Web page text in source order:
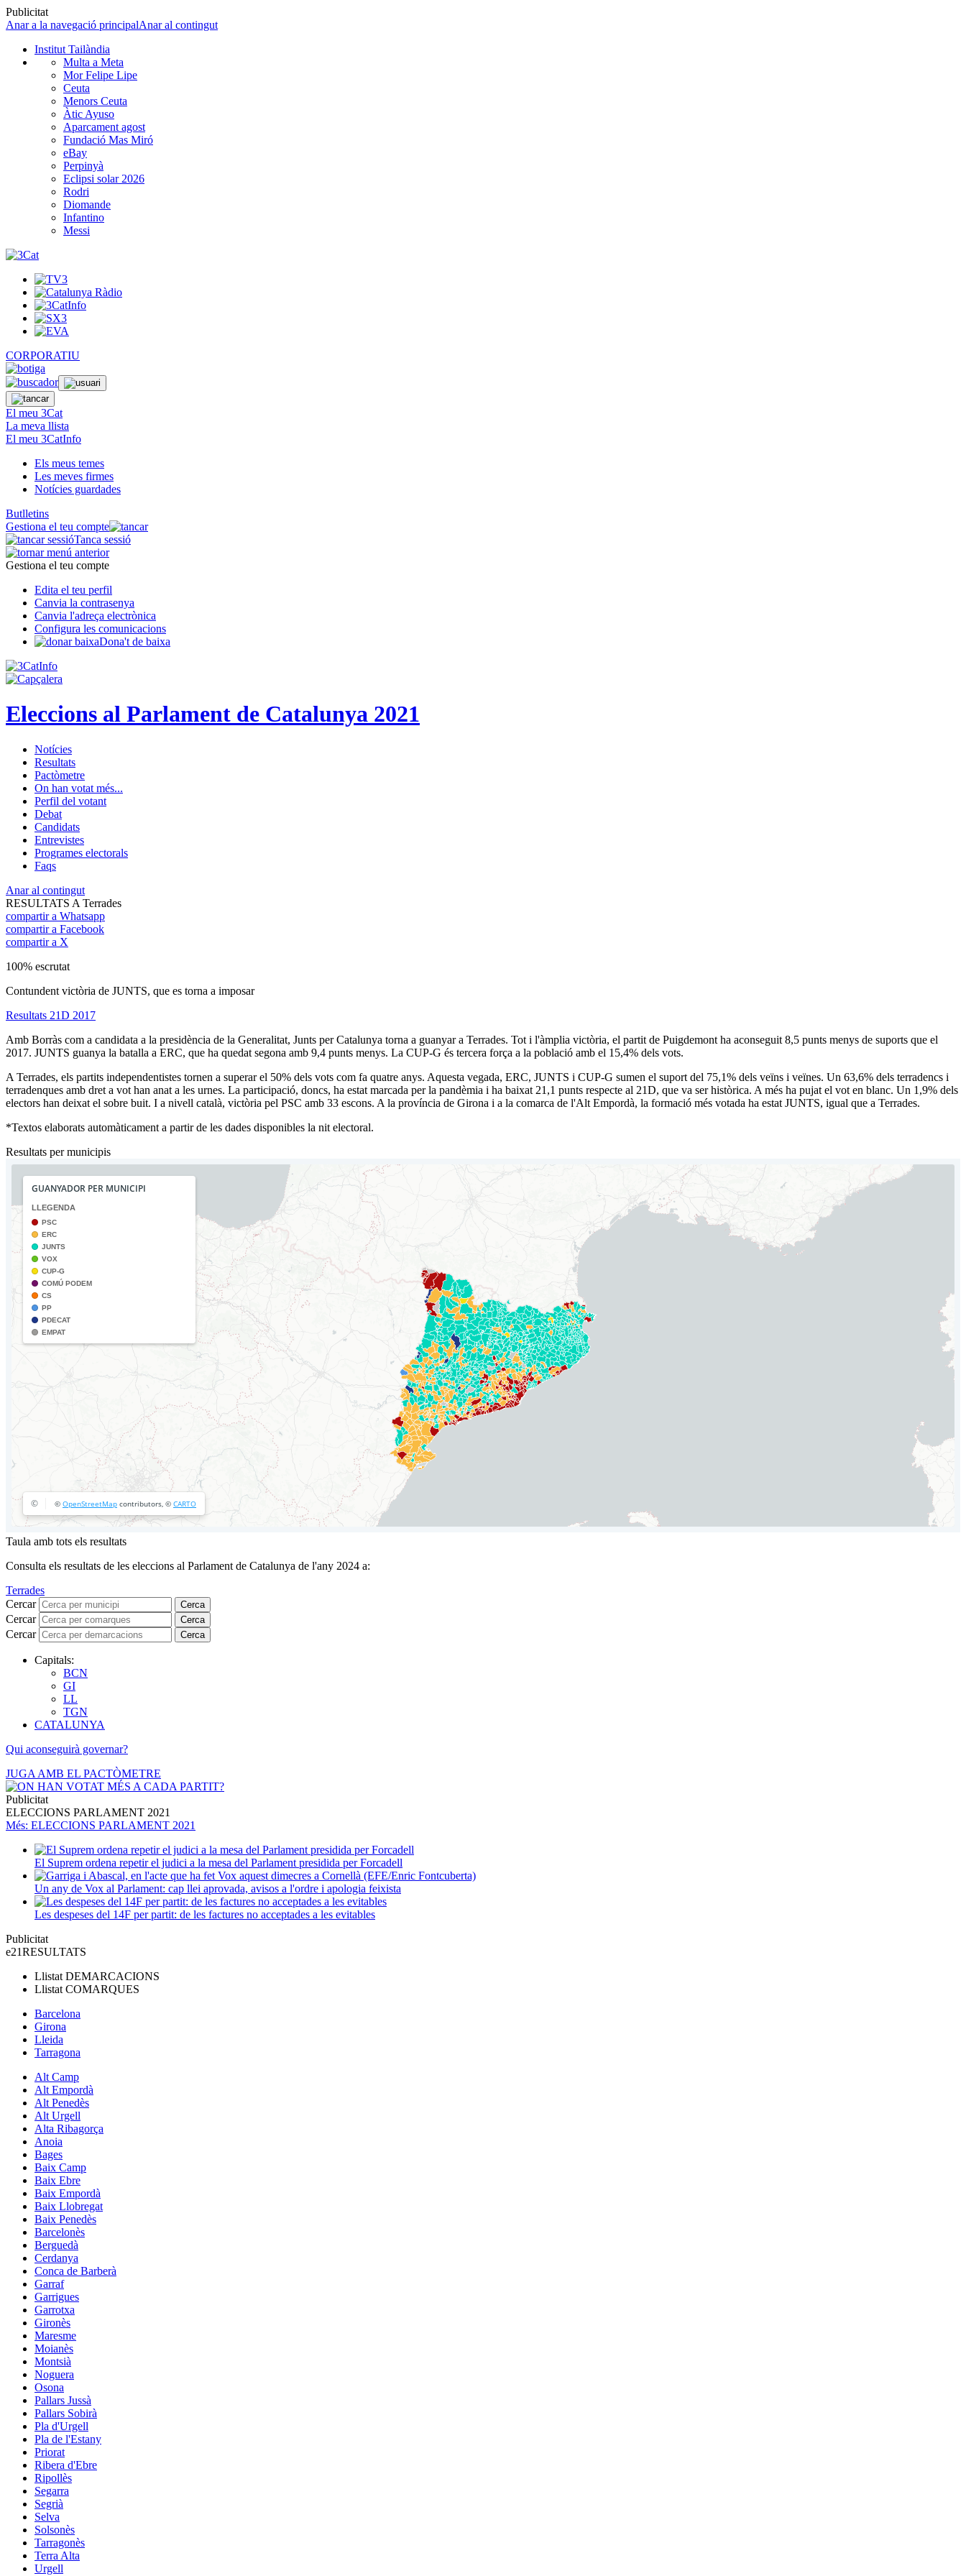
Publicitat
Anar a la navegació principalAnar al contingut
Institut Tailàndia
Multa a Meta
Mor Felipe Lipe
Ceuta
Menors Ceuta
Àtic Ayuso
Aparcament agost
Fundació Mas Miró
eBay
Perpinyà
Eclipsi solar 2026
Rodri
Diomande
Infantino
Messi
CORPORATIU
El meu 3Cat
La meva llista
El meu 3CatInfo
Els meus temes
Les meves firmes
Notícies guardades
Butlletins
Gestiona el teu compte
Tanca sessió
Gestiona el teu compte
Edita el teu perfil
Canvia la contrasenya
Canvia l'adreça electrònica
Configura les comunicacions
Dona't de baixa
Eleccions al Parlament de Catalunya 2021
Notícies
Resultats
Pactòmetre
On han votat més...
Perfil del votant
Debat
Candidats
Entrevistes
Programes electorals
Faqs
Anar al contingut
RESULTATS A Terrades
compartir a Whatsapp
compartir a Facebook
compartir a X
100% escrutat
Contundent victòria de JUNTS, que es torna a imposar
Resultats 21D 2017
Amb Borràs com a candidata a la presidència de la Generalitat, Junts per Catalunya torna a guanyar a Terrades. Tot i l'àmplia victòria, el partit de Puigdemont ha aconseguit 8,5 punts menys de suports que el
2017. JUNTS guanya la batalla a ERC, que ha quedat segona amb 9,4 punts menys. La CUP-G és tercera força a la població amb el 15,4% dels vots.
A Terrades, els partits independentistes tornen a superar el 50% dels vots com fa quatre anys. Aquesta vegada, ERC, JUNTS i CUP-G sumen el suport del 75,1% dels veïns i veïnes. Un 63,6% dels terradencs i
terradenques amb dret a vot han anat a les urnes. La participació, doncs, ha estat marcada per la pandèmia i ha baixat 21,1 punts respecte al 21D, que va ser històrica. A més ha pujat el vot en blanc. Un 1,9% dels
electors han deixat el sobre buit. I a nivell català, victòria pel PSC amb 33 escons. A la província de Girona i a la comarca de l'Alt Empordà, la formació més votada ha estat JUNTS, igual que a Terrades.
*Textos elaborats automàticament a partir de les dades disponibles la nit electoral.
Resultats per municipis
Taula amb tots els resultats
Consulta els resultats de les eleccions al Parlament de Catalunya de l'any 2024 a:
Terrades
Cercar
Cerca
Cercar Cerca
Cercar Cerca
Capitals:
BCN
GI
LL
TGN
CATALUNYA
Qui aconseguirà governar?
JUGA AMB EL PACTÒMETRE
Publicitat
ELECCIONS PARLAMENT 2021
Més: ELECCIONS PARLAMENT 2021
El Suprem ordena repetir el judici a la mesa del Parlament presidida per Forcadell
Un any de Vox al Parlament: cap llei aprovada, avisos a l'ordre i apologia feixista
Les despeses del 14F per partit: de les factures no acceptades a les evitables
Publicitat
e21RESULTATS
Llistat DEMARCACIONS
Llistat COMARQUES
Barcelona
Girona
Lleida
Tarragona
Alt Camp
Alt Empordà
Alt Penedès
Alt Urgell
Alta Ribagorça
Anoia
Bages
Baix Camp
Baix Ebre
Baix Empordà
Baix Llobregat
Baix Penedès
Barcelonès
Berguedà
Cerdanya
Conca de Barberà
Garraf
Garrigues
Garrotxa
Gironès
Maresme
Moianès
Montsià
Noguera
Osona
Pallars Jussà
Pallars Sobirà
Pla d'Urgell
Pla de l'Estany
Priorat
Ribera d'Ebre
Ripollès
Segarra
Segrià
Selva
Solsonès
Tarragonès
Terra Alta
Urgell